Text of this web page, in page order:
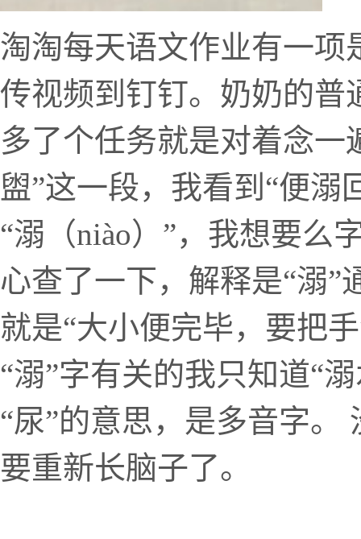
淘淘每天语文作业有一项
传视频到钉钉。奶奶的普
多了个任务就是对着念一
盥”这一段，我看到“便溺
“溺（niào）”，我想要么
心查了一下，解释是“溺”
就是“大小便完毕，要把
“溺”字有关的我只知道“
“尿”的意思，是多音字
要重新长脑子了。